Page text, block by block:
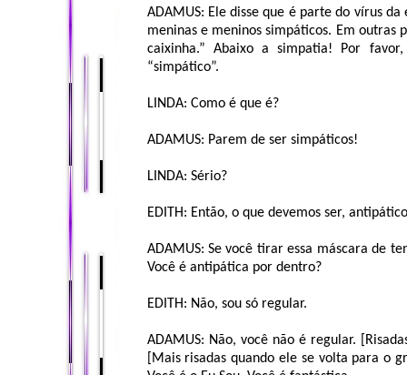
ADAMUS: Ele disse que é parte do vírus
meninas e meninos simpáticos. Em outras
caixinha.” Abaixo a simpatia! Por
“simpático”.
LINDA: Como é que é?
ADAMUS: Parem de ser simpáticos!
LINDA: Sério?
EDITH: Então, o que devemos ser,
ADAMUS: Se você tirar essa máscara de
Você é antipática por dentro?
EDITH: Não, sou só regular.
ADAMUS: Não, você não é regular.
[Mais risadas quando ele se volta para o